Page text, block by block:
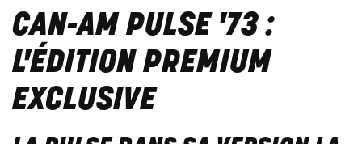
CAN-AM PULSE '73 :
L'ÉDITION PREMIUM
EXCLUSIVE